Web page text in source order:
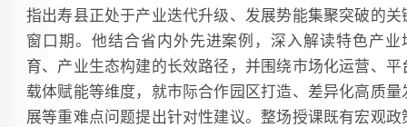
指出寿县正处于产业迭代升级、发展势能集聚突破的关
窗口期。他结合省内外先进案例，深入解读特色产业
育、产业生态构建的长效路径，并围绕市场化运营、平
载体赋能等维度，就市际合作园区打造、差异化高质量
展等重难点问题提出针对性建议。整场授课既有宏观政